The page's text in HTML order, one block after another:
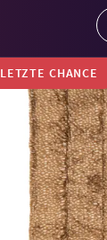
LETZTE CHANCE